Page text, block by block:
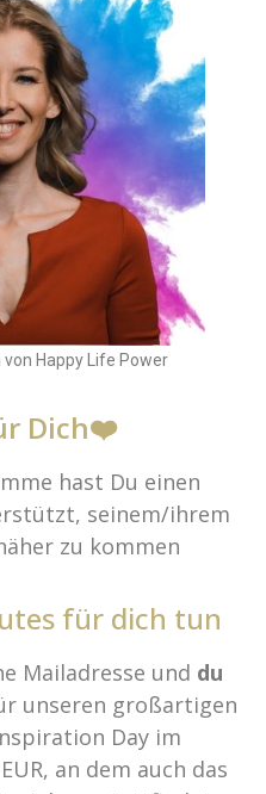
von Happy Life Power
Dich❤️
hast Du einen
seinem/ihrem
zu kommen
für dich tun
Mailadresse und du
unseren großartigen
Day im
an dem auch das